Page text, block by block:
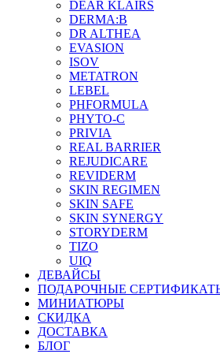
DEAR KLAIRS
DERMA:B
DR ALTHEA
EVASION
ISOV
METATRON
LEBEL
PHFORMULA
PHYTO-C
PRIVIA
REAL BARRIER
REJUDICARE
REVIDERM
SKIN REGIMEN
SKIN SAFE
SKIN SYNERGY
STORYDERM
TIZO
UIQ
ДЕВАЙСЫ
ПОДАРОЧНЫЕ
МИНИАТЮРЫ
СКИДКА
ДОСТАВКА
БЛОГ